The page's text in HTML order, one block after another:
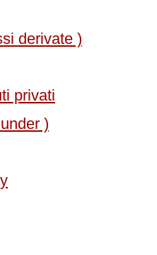
derivate )
privati
)